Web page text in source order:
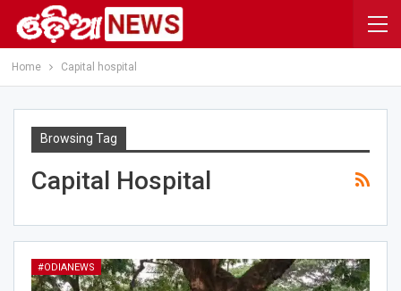
Home Capital hospital
Browsing Tag
Capital Hospital
#ODIANEWS